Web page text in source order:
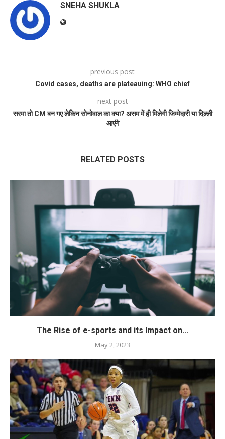
SNEHA SHUKLA
previous post
Covid cases, deaths are plateauing: WHO chief
next post
सरमा तो CM बन गए लेकिन सोनोवाल का क्या? असम में ही मिलेगी जिम्मेदारी या दिल्ली
आएंगे
RELATED POSTS
The Rise of e-sports and its Impact on...
May 2, 2023